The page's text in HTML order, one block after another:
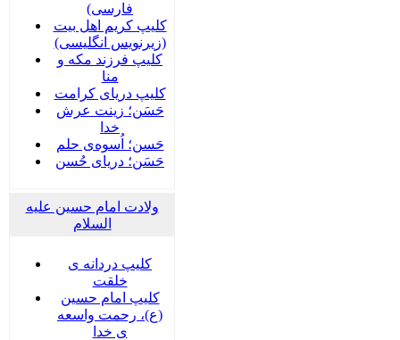
فارسی)
کلیپ کریم اهل بیت
(زیرنویس انگلیسی)
کلیپ فرزند مکه و
منا
کلیپ دریای کرامت
حَسَن؛ زینت عرش
خدا
حَسن؛ اُسوه‌ی حلم
حَسَن؛ دریای حُسن
ولادت امام حسین علیه
السلام
کلیپ دردانه ی
خلقت
کلیپ امام حسین
(ع)، رحمت واسعه
ی خدا